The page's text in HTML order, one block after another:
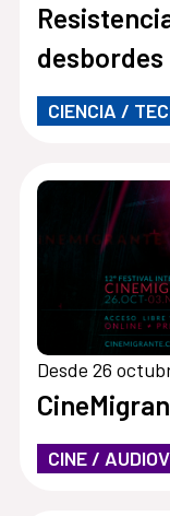
desbordes
CIENCIA /
Desde 26
CINE /